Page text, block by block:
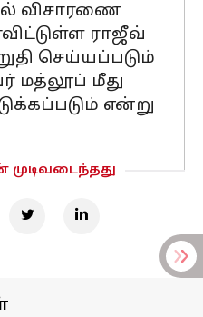
விசாரணை
ராஜீவ்
செய்யப்படும்
மத்லூப் மீது
என்று
முடிவடைந்தது